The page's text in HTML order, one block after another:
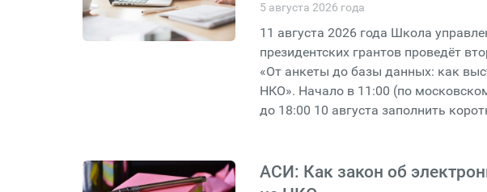
5 августа 2026 года
11 августа 2026 года Школа
президентских грантов проведёт
«От анкеты до базы данных: как
НКО». Начало в 11:00 (по
до 18:00 10 августа заполнить
АСИ: Как закон об